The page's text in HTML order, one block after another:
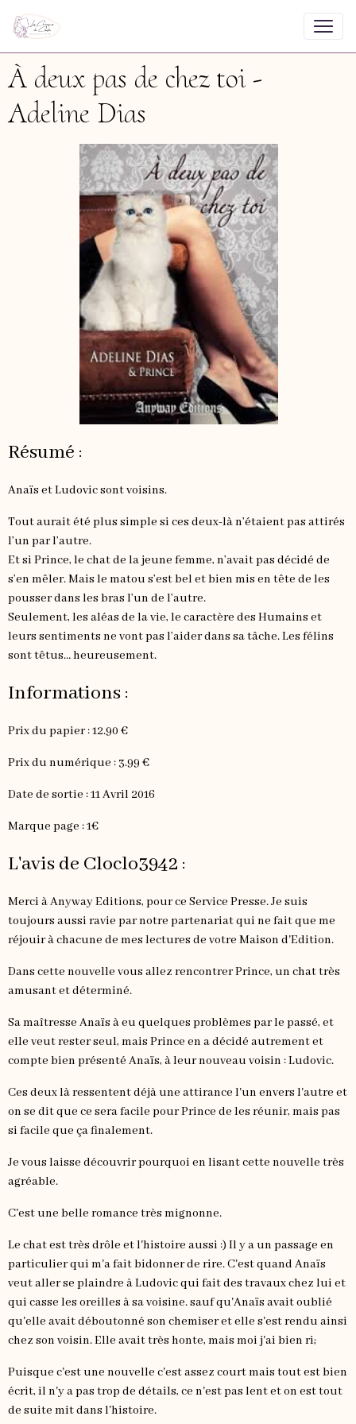
À deux pas de chez toi -
Adeline Dias
Résumé :
Anaïs et Ludovic sont voisins.
Tout aurait été plus simple si ces deux-là n’étaient pas attirés
l’un par l’autre.
Et si Prince, le chat de la jeune femme, n’avait pas décidé de
s’en mêler. Mais le matou s’est bel et bien mis en tête de les
pousser dans les bras l’un de l’autre.
Seulement, les aléas de la vie, le caractère des Humains et
leurs sentiments ne vont pas l’aider dans sa tâche. Les félins
sont têtus… heureusement.
Informations :
Prix du papier : 12.90 €
Prix du numérique : 3.99 €
Date de sortie : 11 Avril 2016
Marque page : 1€
L'avis de Cloclo3942 :
Merci à Anyway Editions, pour ce Service Presse. Je suis
toujours aussi ravie par notre partenariat qui ne fait que me
réjouir à chacune de mes lectures de votre Maison d'Edition.
Dans cette nouvelle vous allez rencontrer Prince, un chat très
amusant et déterminé.
Sa maîtresse Anaïs à eu quelques problèmes par le passé, et
elle veut rester seul, mais Prince en a décidé autrement et
compte bien présenté Anaïs, à leur nouveau voisin : Ludovic.
Ces deux là ressentent déjà une attirance l'un envers l'autre et
on se dit que ce sera facile pour Prince de les réunir, mais pas
si facile que ça finalement.
Je vous laisse découvrir pourquoi en lisant cette nouvelle très
agréable.
C'est une belle romance très mignonne.
Le chat est très drôle et l'histoire aussi :) Il y a un passage en
particulier qui m'a fait bidonner de rire. C'est quand Anaïs
veut aller se plaindre à Ludovic qui fait des travaux chez lui et
qui casse les oreilles à sa voisine. sauf qu'Anaïs avait oublié
qu'elle avait déboutonné son chemiser et elle s'est rendu ainsi
chez son voisin. Elle avait très honte, mais moi j'ai bien ri;
Puisque c'est une nouvelle c'est assez court mais tout est bien
écrit, il n'y a pas trop de détails, ce n'est pas lent et on est tout
de suite mit dans l'histoire.